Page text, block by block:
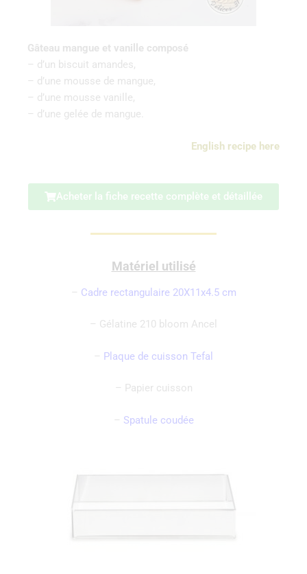
Gâteau mangue et vanille composé
– d’un biscuit amandes,
– d’une mousse de mangue,
– d’une mousse vanille,
– d’une gelée de mangue.
English recipe here
Acheter la fiche recette complète et détaillée
Matériel utilisé
– Cadre rectangulaire 20X11x4.5 cm
– Gélatine 210 bloom Ancel
– Plaque de cuisson Tefal
– Papier cuisson
– Spatule coudée